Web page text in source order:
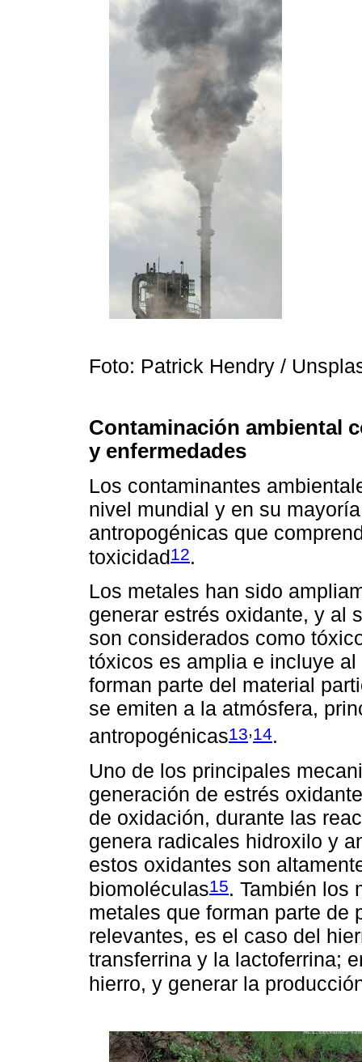
Foto: Patrick Hendry /
Contaminación ambiental
y enfermedades
Los contaminantes
nivel mundial y en su
antropogénicas que
toxicidad12.
Los metales han sido
generar estrés oxidante, y al
son considerados como
tóxicos es amplia e incluye
forman parte del material
se emiten a la atmósfera,
antropogénicas13,14.
Uno de los principales
generación de estrés
de oxidación, durante las
genera radicales hidroxilo y
estos oxidantes son
biomoléculas15. También los
metales que forman parte de
relevantes, es el caso del
transferrina y la lactoferrina;
hierro, y generar la